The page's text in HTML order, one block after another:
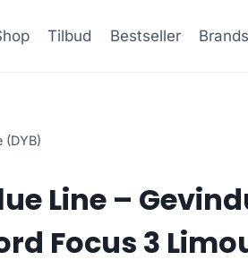
Tilbud Bestseller Brands
(DYB)
Line –
Focus 3